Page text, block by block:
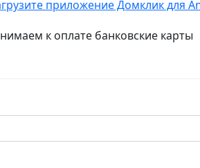
к оплате банковские карты